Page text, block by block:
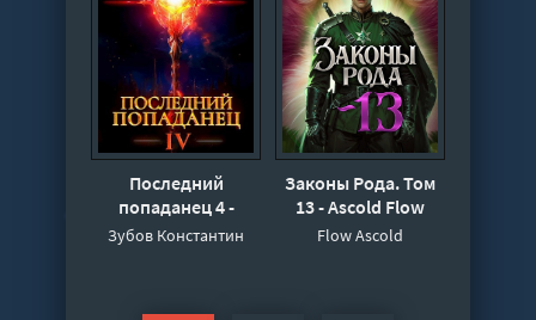
Последний
попаданец 4 -
Константин Зубов
Зубов Константин
Законы Рода. Том
13 - Ascold Flow
Flow Ascold